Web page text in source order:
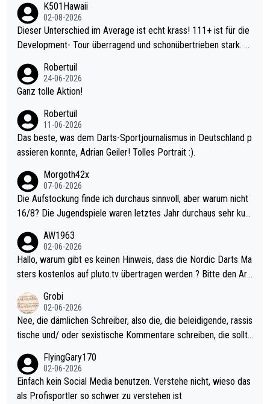
K501Hawaii
02-08-2026
Dieser Unterschied im Average ist echt krass! 111+ ist für die
Development- Tour überragend und schonübertrieben stark. U
mal 40+ erst recht. Da gewinnst keinen Blumentopf - ist ja noc
h krasser wie ein Pokalspiel eines Kreisligisten vs einem Bund
Robertuil
24-06-2026
Ganz tolle Aktion!
Robertuil
11-06-2026
Das beste, was dem Darts-Sportjournalismus in Deutschland p
assieren konnte, Adrian Geiler! Tolles Portrait :).
Morgoth42x
07-06-2026
Die Aufstockung finde ich durchaus sinnvoll, aber warum nicht
16/8? Die Jugendspiele waren letztes Jahr durchaus sehr kurz
Allerdings ist Mitchell Lawrie als Nummer 1 der Welt eh qualifi
ziert. Somit ändert die automatische Qualifikation des Weltmei
sters erstmal nichts. Ich denke sie wollen damit für nächstes J
ohl wenig WDF Turniere spielen. Dies war bei Archie Self letzt
es Jahr der Fall. Er musste als amtierender Weltmeister durch
den Qualifier und ich glaube kaum, dass Mitchel sich das (in Ve
gas) antun würde, wenn er doch eigentlich die PDC-WM als Zi
el hat.
AW1963
02-06-2026
Hallo, warum gibt es keinen Hinweis, dass die Nordic Darts Ma
sters kostenlos auf pluto.tv übertragen werden ? Bitte den Arti
Grobi
02-06-2026
Nee, die dämlichen Schreiber, also die, die beleidigende, rassis
tische und/ oder sexistische Kommentare schreiben, die sollte
s Leben in den Griff kriegen. Nur eins wundert mich: Luke Little
r war doch neulich erst derjenige, der über Social Media GvV p
rovoziert hat. Und Littlers Mutter schießt öfters mal gegen Ric
FlyingGary170
02-06-2026
Einfach kein Social Media benutzen. Verstehe nicht, wieso das
als Profisportler so schwer zu verstehen ist